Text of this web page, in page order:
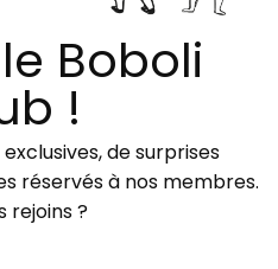
Boboli
!
de surprises
réservés à nos membres.
rejoins ?